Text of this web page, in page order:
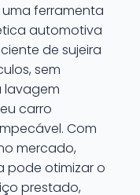
ferramenta
automotiva
de sujeira
sem
lavagem
carro
Com
mercado,
pode otimizar o
prestado,